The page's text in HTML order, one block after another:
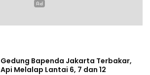
Gedung Bapenda Jakarta Terbakar,
Api Melalap Lantai 6, 7 dan 12